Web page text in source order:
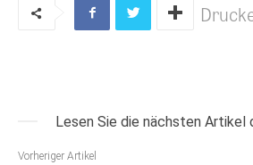
Lesen Sie die nächsten Artikel
Vorheriger Artikel